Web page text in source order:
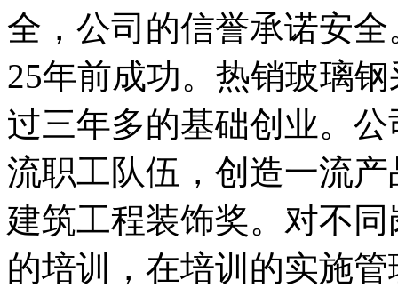
全，公司的信誉承诺安
25年前成功。热销玻璃
过三年多的基础创业。
流职工队伍，创造一流
建筑工程装饰奖。对不
的培训，在培训的实施